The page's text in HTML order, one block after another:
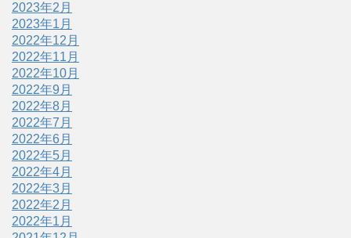
2023年2月
2023年1月
2022年12月
2022年11月
2022年10月
2022年9月
2022年8月
2022年7月
2022年6月
2022年5月
2022年4月
2022年3月
2022年2月
2022年1月